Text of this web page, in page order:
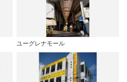
ユーグレナモール